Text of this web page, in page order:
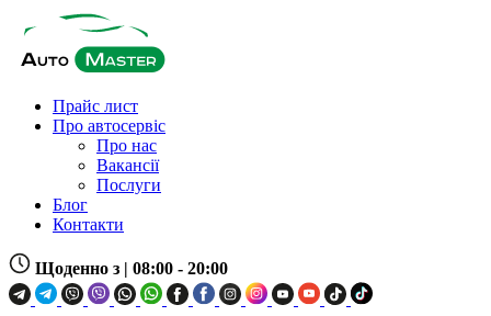
Прайс лист
Про автосервіс
Про нас
Вакансії
Послуги
Блог
Контакти
Щоденно з | 08:00 - 20:00